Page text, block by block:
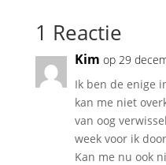
1 Reactie
Kim op 29
Ik ben de enige
kan me niet
van oog
week voor ik
Kan me nu ook